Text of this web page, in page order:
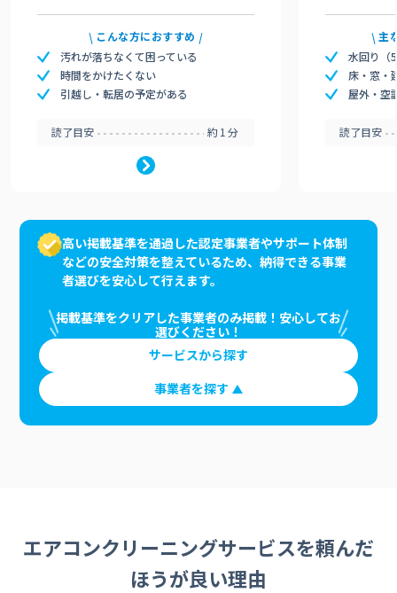
こんな方におすすめ
汚れが落ちなくて困っている
時間をかけたくない
引越し・転居の予定がある
読了目安 約1分
主
水回り（
床・窓・
屋外・空
読了目安
高い掲載基準を通過した認定事業者やサポート体制
などの安全対策を整えているため、納得できる事業
者選びを安心して行えます。
掲載基準をクリアした事業者のみ掲載！安心してお
選びください！
サービスから探す
事業者を探す
エアコンクリーニングサービスを頼んだ
ほうが良い理由